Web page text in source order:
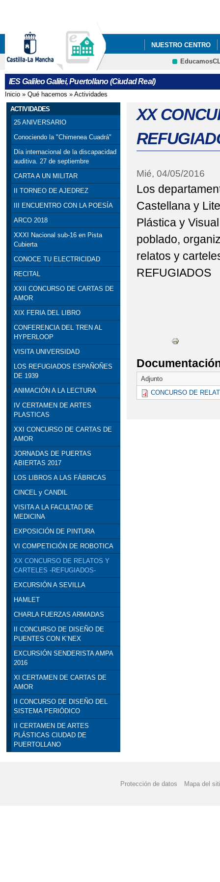
NUESTRO CENTRO
PROYECTO DE
IES Galileo Galilei, Puertollano (Ciudad Real)
Se encuentra usted aquí
Inicio » Qué hacemos » Actividades
ACTIVIDADES
25 ANIVERSARIO
Conociendo la "Chimenea Cuadrá"
Día internacional de la discapacidad
auditiva. 27 de septiembre
CARTA A UN MILITAR
II TORNEO DE AJEDREZ
III ENCUENTRO CON LA POESÍA
ARCO 2018
XXXI Nacional sub-16 en Pista
Cubierta
CONOCE TU ELECTRICIDAD
RECITAL
XXII CONCURSO DE CARTAS DE
AMOR
XIX FERIA DEL LIBRO
CONFERENCIA DEL TREN AL
HYPERLOOP
VISITA UNIVERSIDAD
LOS REFUGIADOS ESPAÑOÑES
DE 1939
ANIMACIÓN A LA LECTURA
IV CERTAMEN DE ARTES
PLASTICAS
XXI CONCURSO DE CARTAS DE
AMOR
JORNADAS DE PUERTAS
ABIERTAS 2017
LOS LIBROS A LAS FÁBRICAS
CINCEL y CANDIL
VISITA A LA FACULTAD DE
MEDICINA
EXPOSICIÓN DE PINTURA
VI COMPETICIÓN DE ROBOTICA
XX CONCURSO DE RELATOS Y
CARTELES -REFUGIADOS-
EXCURSIÓN A SEVILLA
HAMLET
CHARLA FUERZAS ARMADAS
II CONCURSO DE DISEÑO DE
PUENTES CON K’NEX
EXCURSIÓN SENDERISTA AMPA
2016
XI CERTAMEN DE CARTAS DE
AMOR
II CONCURSO DE DISEÑO DEL
SISTEMA PERIÓDICO
II CERTAMEN DE ARTES
PLÁSTICAS CIUDAD DE
PUERTOLLANO
XX
Mié, 04/05/2016
Los
Castellana y
Plástica y
poblado,
relatos y
REFUGIADOS
Adjunto
CONCURSO DE
Protección de datos Mapa del